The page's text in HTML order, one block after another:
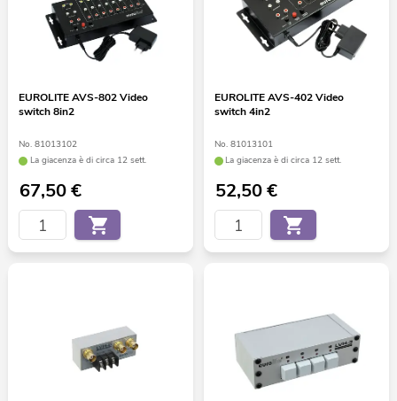
EUROLITE AVS-802 Video
switch 8in2
No. 81013102
La giacenza è di circa 12 sett.
67,50€
EUROLITE AVS-402 Video
switch 4in2
No. 81013101
La giacenza è di circa 12 sett.
52,50€